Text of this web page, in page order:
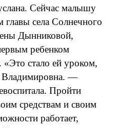
Сейчас малышу
села Солнечного
Дынниковой,
ребенком
«Это стало ей уроком,
Владимировна. —
Пройти
средствам и своим
работает,